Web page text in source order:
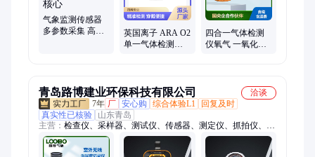
气溶胶采样器
气象监测传感器
多参数采集 高精
英国离子 ARA O2
单一气体检测仪
四合一气体检测
仪氧气 一氧化氮
青岛路博建业环保科技有限公司
洽谈
7年 厂 安心购 综合体验L1
回复及时
真实性已核验
山东青岛
主营： 检查仪、采样器、测试仪、传感器、测定仪、抓拍仪、检
测仪、测定bod5、污水厂bod、泵吸静电、检测油烟、汽车黑
烟、称重系统、静电收集、voc分析仪、过滤效率、大气颗粒、